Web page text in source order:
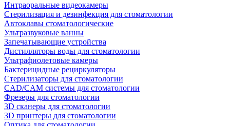
Интраоральные видеокамеры
Стерилизация и дезинфекция для стоматологии
Автоклавы стоматологические
Ультразвуковые ванны
Запечатывающие устройства
Дистилляторы воды для стоматологии
Ультрафиолетовые камеры
Бактерицидные рециркуляторы
Стерилизаторы для стоматологии
CAD/CAM системы для стоматологии
Фрезеры для стоматологии
3D cканеры для стоматологии
3D принтеры для стоматологии